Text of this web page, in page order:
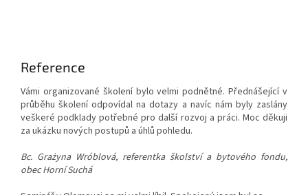
Reference
Vámi organizované školení bylo velmi podnětné. Přednášející v
průběhu školení odpovídal na dotazy a navíc nám byly zaslány
veškeré podklady potřebné pro další rozvoj a práci. Moc děkuji
za ukázku nových postupů a úhlů pohledu.
Bc. Grażyna Wróblová, referentka školství a bytového fondu,
obec Horní Suchá